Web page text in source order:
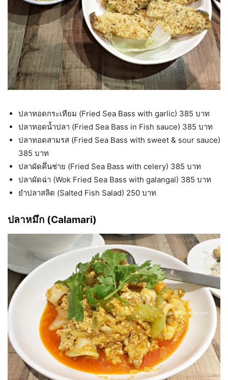
ปลาทอดกระเทียม (Fried Sea Bass with garlic) 385 บาท
ปลาทอดน้ำปลา (Fried Sea Bass in Fish sauce) 385 บาท
ปลาทอดสามรส (Fried Sea Bass with sweet & sour sauce)
385 บาท
ปลาผัดคึ่นช่าย (Fried Sea Bass with celery) 385 บาท
ปลาผัดฉ่า (Wok Fried Sea Bass with galangal) 385 บาท
ยำปลาสลิด (Salted Fish Salad) 250 บาท
ปลาหมึก (Calamari)